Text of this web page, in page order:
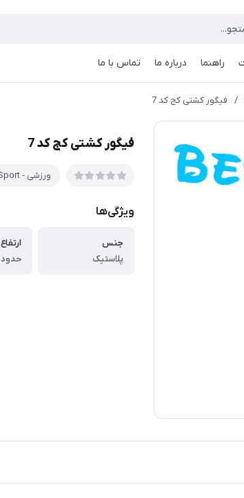
راهنما درباره ما تماس با ما
/ فیگور کشتی کج کد 7
فیگور کشتی کج کد 7
ورزشی - Sport
ویژگی‌ها
جنس
پلاستیک
ارتفاع
حدود 16 سانتی متر